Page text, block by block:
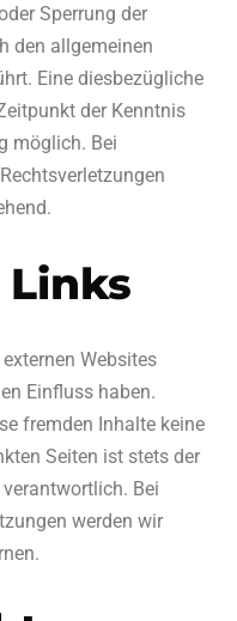
Sperrung der
den allgemeinen
Eine diesbezügliche
der Kenntnis
möglich. Bei
Websites
Einfluss haben.
fremden Inhalte keine
Seiten ist stets der
Bei
werden wir